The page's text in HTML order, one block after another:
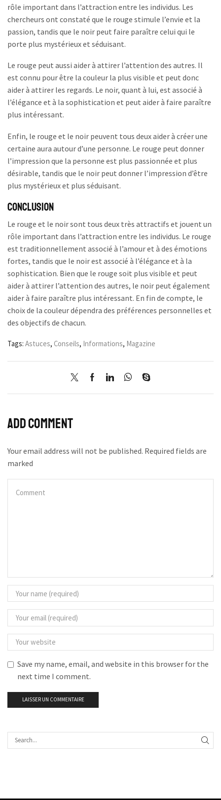
rôle important dans l’attraction entre les individus. Les
chercheurs ont constaté que le rouge stimule l’envie et la
passion, tandis que le noir peut faire paraître celui qui le
porte plus mystérieux et séduisant.
Le rouge peut aussi aider à attirer l’attention des autres. Il
est connu pour être la couleur la plus visible et peut donc
aider à attirer les regards. Le noir, quant à lui, est associé à
l’élégance et à la sophistication et peut aider à faire paraître
plus intéressant.
Enfin, le rouge et le noir peuvent tous deux aider à créer une
certaine aura autour d’une personne. Le rouge peut donner
l’impression que la personne est plus passionnée et plus
désirable, tandis que le noir peut donner l’impression d’être
plus mystérieux et plus séduisant.
Conclusion
Le rouge et le noir sont tous deux très attractifs et jouent un
rôle important dans l’attraction entre les individus. Le rouge
est traditionnellement associé à l’amour et à des émotions
fortes, tandis que le noir est associé à l’élégance et à la
sophistication. Bien que le rouge soit plus visible et peut
aider à attirer l’attention des autres, le noir peut également
aider à faire paraître plus intéressant. En fin de compte, le
choix de la couleur dépendra des préférences personnelles et
des objectifs de chacun.
Tags: Astuces, Conseils, Informations, Magazine
Add comment
Your email address will not be published. Required fields are
marked
Save my name, email, and website in this browser for the
next time I comment.